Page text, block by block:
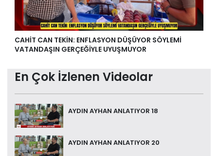
CAHİT CAN TEKİN: ENFLASYON DÜŞÜYOR SÖYLEMİ
VATANDAŞIN GERÇEĞİYLE UYUŞMUYOR
En Çok İzlenen Videolar
AYDIN AYHAN ANLATIYOR 18
AYDIN AYHAN ANLATIYOR 20